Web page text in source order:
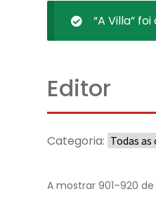
“A Villa”
Editor
Categoria:
A mostrar 901–920